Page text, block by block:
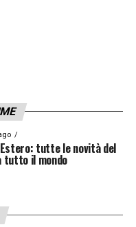
più concreta
soluzione
e che
dalle
tutte le novità del
tutto il mondo